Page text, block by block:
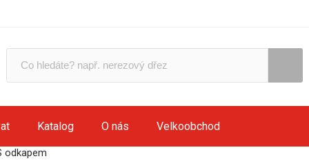
Katalog O nás Velkoobchod
odkapem